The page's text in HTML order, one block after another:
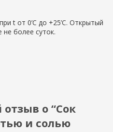
t от 0’C до +25’C. Открытый
не более суток.
о “Сок
и солью